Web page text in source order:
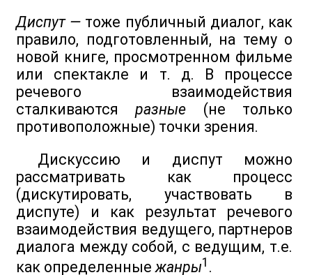
Диспут — тоже публичный диалог, как
правило, подготовленный, на тему о
новой книге, просмотренном фильме
или спектакле и т. д. В процессе
речевого взаимодействия
сталкиваютсяразные (не только
противоположные) точки зрения.
Дискуссию и диспут можно
рассматривать как процесс
(дискутировать, участвовать в
диспуте) и как результат речевого
взаимодействия ведущего, партнеров
диалога между собой, с ведущим, т.е.
как определенные жанры1 .